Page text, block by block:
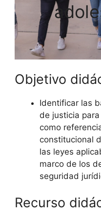
Objetivo
Identificar las
de justicia
como
constitucional
las leyes
marco de los
seguridad
Recurso